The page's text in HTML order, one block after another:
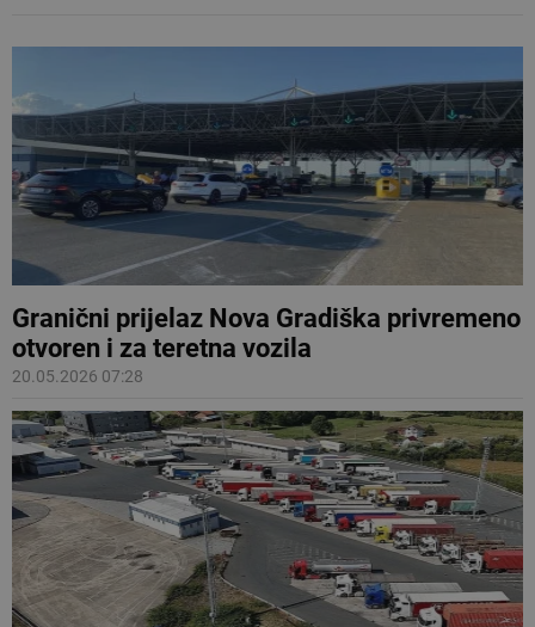
Granični prijelaz Nova Gradiška privremeno
otvoren i za teretna vozila
20.05.2026 07:28